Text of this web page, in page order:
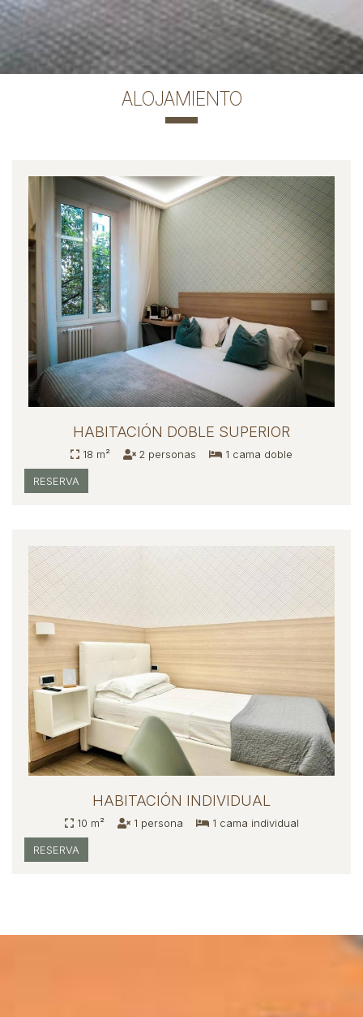
ALOJAMIENTO
HABITACIÓN DOBLE SUPERIOR
18 m² 2 personas 1 cama doble
RESERVA
HABITACIÓN INDIVIDUAL
10 m² 1 persona 1 cama individual
RESERVA